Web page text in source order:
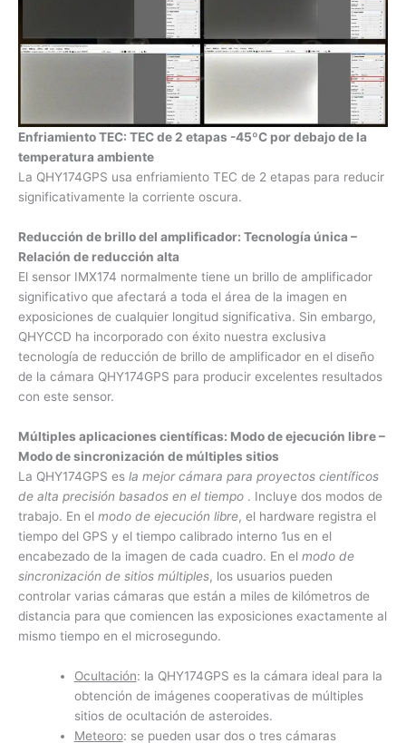
Enfriamiento TEC: TEC de 2 etapas -45ºC por debajo de la
temperatura ambiente
La QHY174GPS usa enfriamiento TEC de 2 etapas para reducir
significativamente la corriente oscura.
Reducción de brillo del amplificador: Tecnología única –
Relación de reducción alta
El sensor IMX174 normalmente tiene un brillo de amplificador
significativo que afectará a toda el área de la imagen en
exposiciones de cualquier longitud significativa. Sin embargo,
QHYCCD ha incorporado con éxito nuestra exclusiva
tecnología de reducción de brillo de amplificador en el diseño
de la cámara QHY174GPS para producir excelentes resultados
con este sensor.
Múltiples aplicaciones científicas: Modo de ejecución libre –
Modo de sincronización de múltiples sitios
La QHY174GPS es la mejor cámara para proyectos científicos
de alta precisión basados ​​en el tiempo . Incluye dos modos de
trabajo. En el modo de ejecución libre, el hardware registra el
tiempo del GPS y el tiempo calibrado interno 1us en el
encabezado de la imagen de cada cuadro. En el modo de
sincronización de sitios múltiples, los usuarios pueden
controlar varias cámaras que están a miles de kilómetros de
distancia para que comiencen las exposiciones exactamente al
mismo tiempo en el microsegundo.
Ocultación: la QHY174GPS es la cámara ideal para la
obtención de imágenes cooperativas de múltiples
sitios de ocultación de asteroides.
Meteoro: se pueden usar dos o tres cámaras